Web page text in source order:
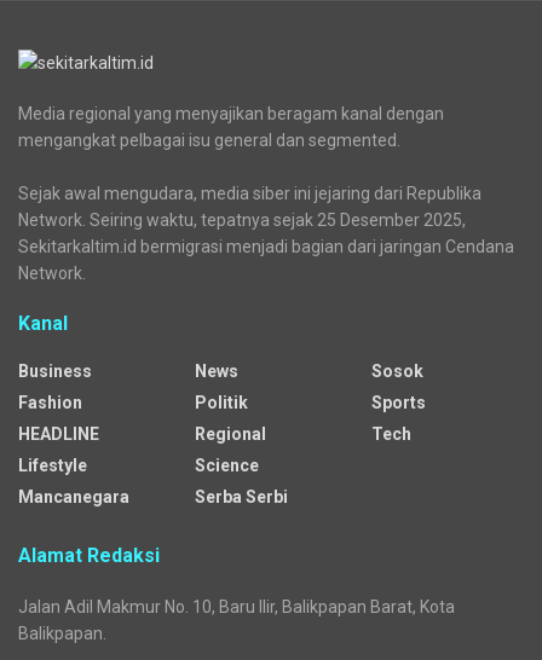
Media regional yang menyajikan beragam kanal dengan
mengangkat pelbagai isu general dan segmented.
Sejak awal mengudara, media siber ini jejaring dari Republika
Network. Seiring waktu, tepatnya sejak 25 Desember 2025,
Sekitarkaltim.id bermigrasi menjadi bagian dari jaringan Cendana
Network.
Kanal
Business
Fashion
HEADLINE
Lifestyle
Mancanegara
News
Politik
Regional
Science
Serba Serbi
Sosok
Sports
Tech
Alamat Redaksi
Jalan Adil Makmur No. 10, Baru Ilir, Balikpapan Barat, Kota
Balikpapan.